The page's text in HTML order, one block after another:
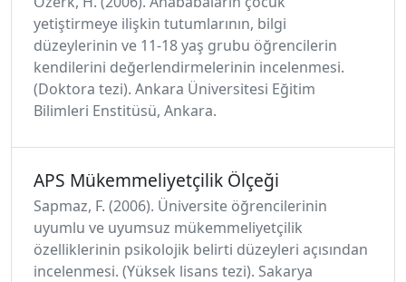
yetiştirmeye ilişkin tutumlarının, bilgi
düzeylerinin ve 11-18 yaş grubu öğrencilerin
kendilerini değerlendirmelerinin incelenmesi.
(Doktora tezi). Ankara Üniversitesi Eğitim
Bilimleri Enstitüsü, Ankara.
APS Mükemmeliyetçilik Ölçeği
Sapmaz, F. (2006). Üniversite öğrencilerinin
uyumlu ve uyumsuz mükemmeliyetçilik
özelliklerinin psikolojik belirti düzeyleri açısından
incelenmesi. (Yüksek lisans tezi). Sakarya